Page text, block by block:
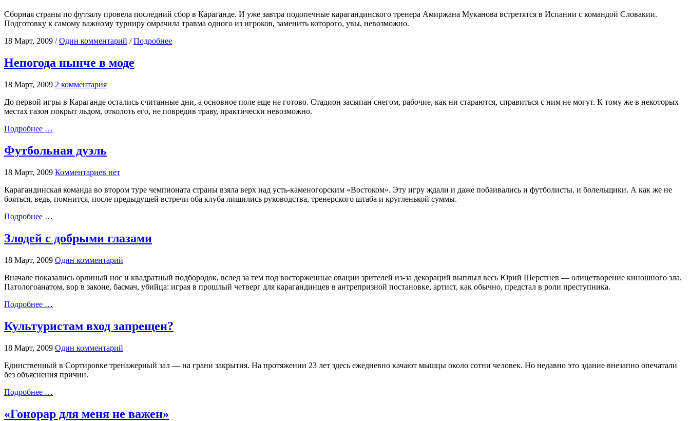
Сборная страны по футзалу провела последний сбор в Караганде. И уже завтра подопечные карагандинского тренера Амиржана Муканова встретятся в Испании с командой Словакии.
Подготовку к самому важному турниру омрачила травма одного из игроков, заменить которого, увы, невозможно.
18 Март, 2009 /Один комментарий /Подробнее
Непогода нынче в моде
18 Март, 2009 2 комментария
До первой игры в Караганде остались считанные дни, а основное поле еще не готово. Стадион засыпан снегом, рабочие, как ни стараются, справиться с ним не могут. К тому же в некоторых
местах газон покрыт льдом, отколоть его, не повредив траву, практически невозможно.
Подробнее …
Футбольная дуэль
18 Март, 2009 Комментариев нет
Карагандинская команда во втором туре чемпионата страны взяла верх над усть-каменогорским «Востоком». Эту игру ждали и даже побаивались и футболисты, и болельщики. А как же не
бояться, ведь, помнится, после предыдущей встречи оба клуба лишились руководства, тренерского штаба и кругленькой суммы.
Подробнее …
Злодей с добрыми глазами
18 Март, 2009 Один комментарий
Вначале показались орлиный нос и квадратный подбородок, вслед за тем под восторженные овации зрителей из-за декораций выплыл весь Юрий Шерстнев — олицетворение киношного зла.
Патологоанатом, вор в законе, басмач, убийца: играя в прошлый четверг для карагандинцев в антрепризной постановке, артист, как обычно, предстал в роли преступника.
Подробнее …
Культуристам вход запрещен?
18 Март, 2009 Один комментарий
Единственный в Сортировке тренажерный зал — на грани закрытия. На протяжении 23 лет здесь ежедневно качают мышцы около сотни человек. Но недавно это здание внезапно опечатали
без объяснения причин.
Подробнее …
«Гонорар для меня не важен»